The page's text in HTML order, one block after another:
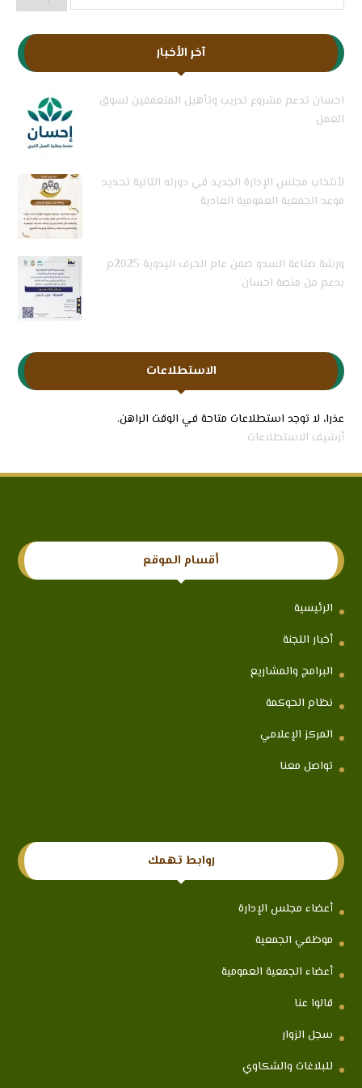
آخر الأخبار
احسان تدعم مشروع تدريب وتأهيل المتعففين لسوق
العمل
لأنتخاب مجلس الإدارة الجديد في دورته الثانية تحديد
موعد الجمعية العمومية العادية
ورشة صناعة السدو ضمن عام الحرف اليدوية 2025م
بدعم من منصة احسان
الاستطلاعات
عذرا، لا توجد استطلاعات متاحة في الوقت الراهن.
أرشيف الاستطلاعات
أقسام الموقع
الرئيسية
أخبار اللجنة
البرامج والمشاريع
نظام الحوكمة
المركز الإعلامي
تواصل معنا
روابط تهمك
أعضاء مجلس الإدارة
موظفي الجمعية
أعضاء الجمعية العمومية
قالوا عنا
سجل الزوار
للبلاغات والشكاوي